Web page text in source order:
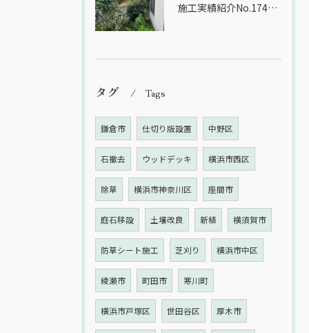
施工実績紹介No.174【横浜市港南区日限山】空家の除草・樹木をすべて伐採作業｜放置リスクを解消し管理しやすい敷地へ
タグ Tags
鎌倉市 仕切り版設置 中野区
石撤去 ウッドデッキ 横浜市西区
除草 横浜市神奈川区 座間市
庭石移設 土壌改良 新植 横須賀市
防草シート施工 芝刈り 横浜市中区
綾瀬市 町田市 寒川町
横浜市戸塚区 世田谷区 厚木市